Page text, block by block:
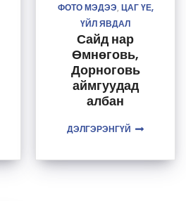
ФОТО МЭДЭЭ ЦАГ ҮЕ,
ҮЙЛ ЯВДАЛ
Сайд нар
Өмнөговь,
Дорноговь
аймгуудад
албан
хэрэгжилтийг
ажиллалаа
ДЭЛГЭРЭНГҮЙ